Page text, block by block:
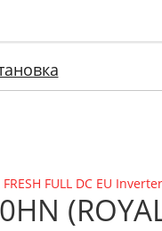
FULL DC EU Inverter